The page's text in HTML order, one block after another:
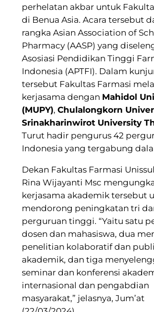
perhelatan akbar untuk
di Benua Asia. Acara tersebut
rangka Asian Association of
Pharmacy (AASP) yang
Asosiasi Pendidikan Tinggi
Indonesia (APTFI). Dalam
tersebut Fakultas Farmasi
kerjasama dengan Mahidol
(MUPY), Chulalongkorn
Srinakharinwirot University
Turut hadir pengurus 42
Indonesia yang tergabung
Dekan Fakultas Farmasi
Rina Wijayanti Msc
kerjasama akademik tersebut
mendorong peningkatan tri
perguruan tinggi. “Yaitu satu
dosen dan mahasiswa, dua
penelitian kolaboratif dan
akademik, dan tiga
seminar dan konferensi
internasional dan pengabdian
masyarakat,” jelasnya, Jum’at